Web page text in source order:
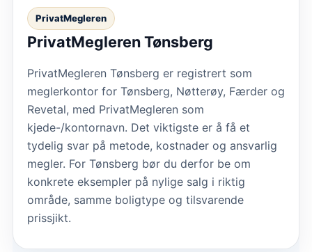
PrivatMegleren
PrivatMegleren Tønsberg
PrivatMegleren Tønsberg er registrert som
meglerkontor for Tønsberg, Nøtterøy, Færder og
Revetal, med PrivatMegleren som
kjede-/kontornavn. Det viktigste er å få et
tydelig svar på metode, kostnader og ansvarlig
megler. For Tønsberg bør du derfor be om
konkrete eksempler på nylige salg i riktig
område, samme boligtype og tilsvarende
prissjikt.